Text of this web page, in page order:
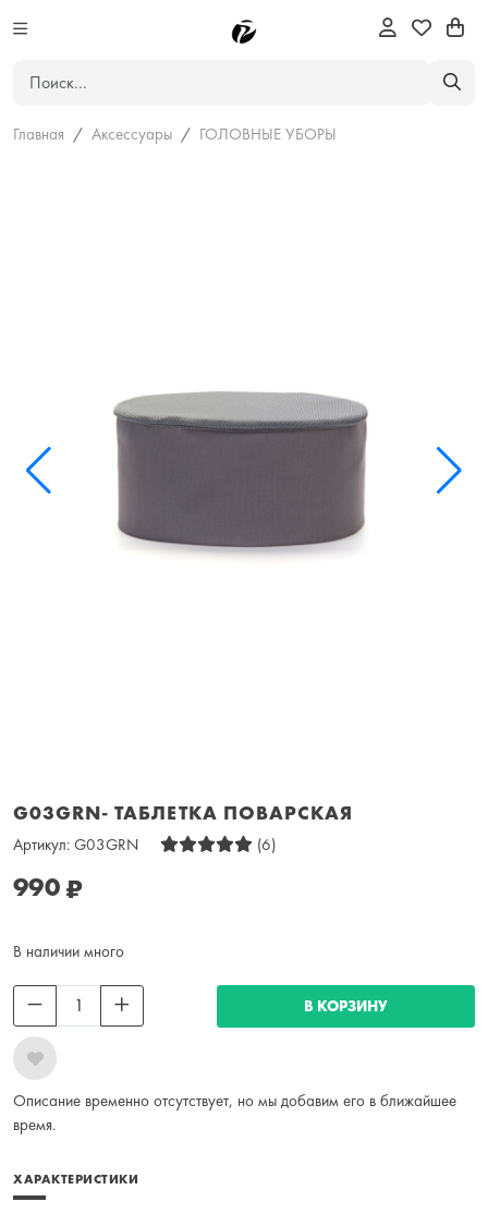
Главная Аксессуары ГОЛОВНЫЕ УБОРЫ
G03GRN- ТАБЛЕТКА ПОВАРСКАЯ
Артикул: G03GRN (6)
990₽
В наличии много
В КОРЗИНУ
Описание временно отсутствует, но мы добавим его в ближайшее
время.
ХАРАКТЕРИСТИКИ